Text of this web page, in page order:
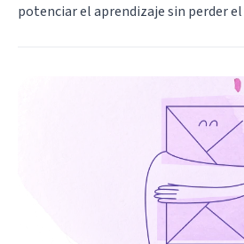
potenciar el aprendizaje sin perder